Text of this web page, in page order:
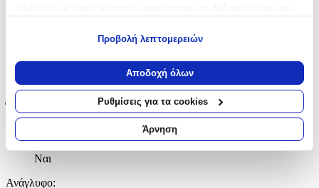
Να συλλέξουμε πληροφορίες σχετικά με τη γεωγραφική
σας τοποθεσία, οι οποίες μπορεί να είναι ακριβείς σε
απόσταση μερικών μέτρων
Να αναγνωρίσουμε τη συσκευή σας σαρώνοντας ενεργά
για συγκεκριμένα χαρακτηριστικά (δακτυλικό αποτύπωμα)
Μάθετε περισσότερα σχετικά με τον τρόπο επεξεργασίας των
προσωπικών σας δεδομένων και καθορίστε τις προτιμήσεις σας
ανακαλέσετε τη συγκατάθεσή σας ανά πάσα στιγμή από τη
Προβολή λεπτομερειών
Αποδοχή όλων
Ρυθμίσεις για τα cookies
Άρνηση
Έξτρα Χαρακτηριστικά
με το Μέτρο
Ναι
Ανάγλυφο: